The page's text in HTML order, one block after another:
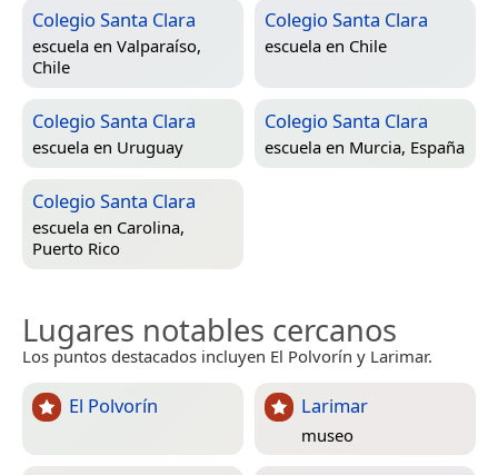
Colegio Santa Clara
escuela en Valparaíso,
Chile
Colegio Santa Clara
escuela en Chile
Colegio Santa Clara
escuela en Uruguay
Colegio Santa Clara
escuela en Murcia, España
Colegio Santa Clara
escuela en Carolina,
Puerto Rico
Lugares notables cercanos
Los puntos destacados incluyen El Polvorín y Larimar.
El Polvorín Larimar
museo